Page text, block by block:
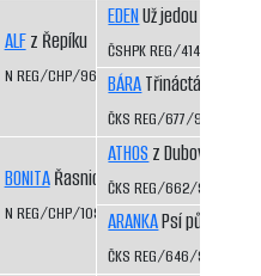
01/03
ALFz Řepíku
N REG/CHP/962/96/98
BONITAŘasnický potok
N REG/CHP/1093/98/00
EDENUž jedou CS
ČSHPK REG/414/89
BÁRATřináctá míle CS
ČKS REG/677/92/94
ATHOS z Dubových
ČKS REG/662/92/94
ARANKAPsí půle CS
ČKS REG/646/92/94